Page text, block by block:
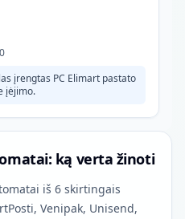
įrengtas PC Elimart pastato
įėjimo.
ką verta žinoti
iš 6 skirtingais
Venipak, Unisend,